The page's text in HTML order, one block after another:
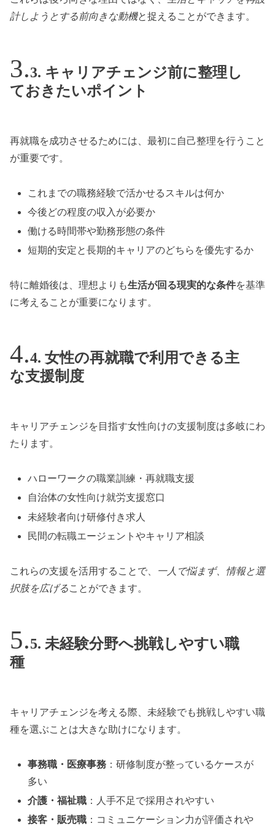
計しようとする前向きな動機と捉えることができます。
3. キャリアチェンジ前に整理し
ておきたいポイント
再就職を成功させるためには、最初に自己整理を行うこと
が重要です。
これまでの職務経験で活かせるスキルは何か
今後どの程度の収入が必要か
働ける時間帯や勤務形態の条件
短期的安定と長期的キャリアのどちらを優先するか
特に離婚後は、理想よりも生活が回る現実的な条件を基準
に考えることが重要になります。
4. 女性の再就職で利用できる主
な支援制度
キャリアチェンジを目指す女性向けの支援制度は多岐にわ
たります。
ハローワークの職業訓練・再就職支援
自治体の女性向け就労支援窓口
未経験者向け研修付き求人
民間の転職エージェントやキャリア相談
これらの支援を活用することで、
一人で悩まず、情報と選
択肢を広げることができます。
5. 未経験分野へ挑戦しやすい職
種
キャリアチェンジを考える際、未経験でも挑戦しやすい職
種を選ぶことは大きな助けになります。
事務職・医療事務 ：研修制度が整っているケースが
多い
介護・福祉職 ：人手不足で採用されやすい
接客・販売職 ：コミュニケーション力が評価されや